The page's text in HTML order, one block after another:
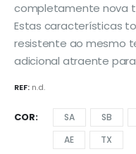
completamente nova
Estas características
resistente ao mesmo
adicional atraente
REF: n.d.
COR SA SB
AE
TX